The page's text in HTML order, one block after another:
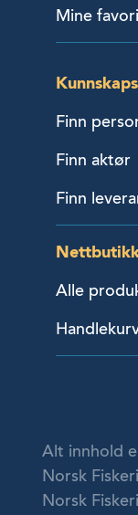
Mine
Finn
Finn aktør
Finn
Alle
Alt innhold
Norsk
Norsk